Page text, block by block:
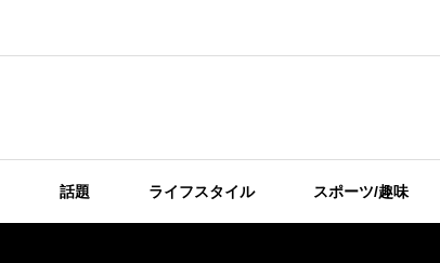
話題 ライフスタイル スポーツ/趣味